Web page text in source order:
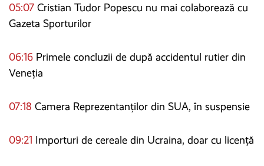
05:07 Cristian Tudor Popescu nu mai colaborează cu
Gazeta Sporturilor
06:16 Primele concluzii de după accidentul rutier din
Veneția
07:18 Camera Reprezentanților din SUA, în suspensie
09:21 Importuri de cereale din Ucraina, doar cu licență